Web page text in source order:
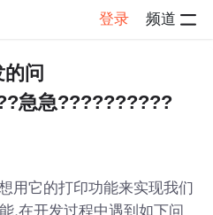
登录 频道
问
急急??????????
用它的打印功能来实现我们
,在开发过程中遇到如下问